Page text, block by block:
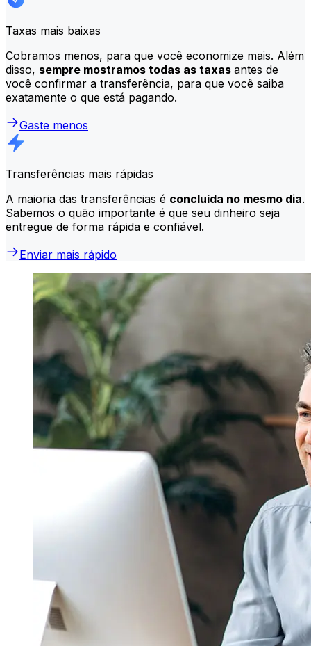
Taxas mais baixas
Cobramos menos, para que você economize mais. Além
disso, sempre mostramos todas as taxas antes de
você confirmar a transferência, para que você saiba
exatamente o que está pagando.
Gaste menos
Transferências mais rápidas
A maioria das transferências é concluída no mesmo dia.
Sabemos o quão importante é que seu dinheiro seja
entregue de forma rápida e confiável.
Enviar mais rápido